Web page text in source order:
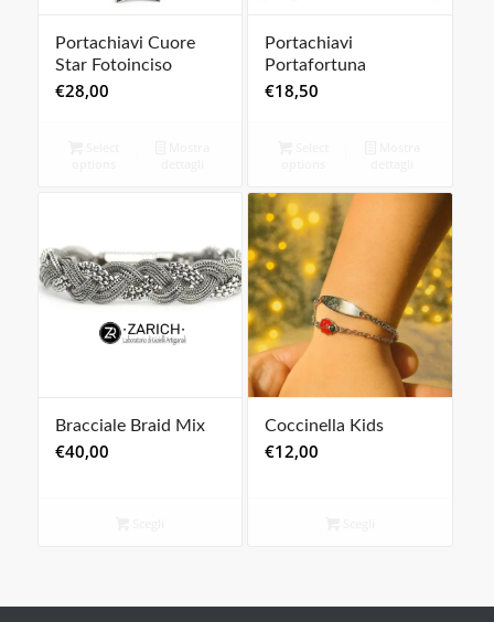
Portachiavi Cuore
Star Fotoinciso
€28,00
Portachiavi
Portafortuna
€18,50
Bracciale Braid Mix
€40,00
Coccinella Kids
€12,00